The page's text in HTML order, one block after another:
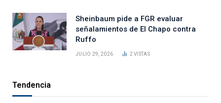
Sheinbaum pide a FGR evaluar
señalamientos de El Chapo contra
Ruffo
JULIO 29, 2026 2VISTAS
Tendencia